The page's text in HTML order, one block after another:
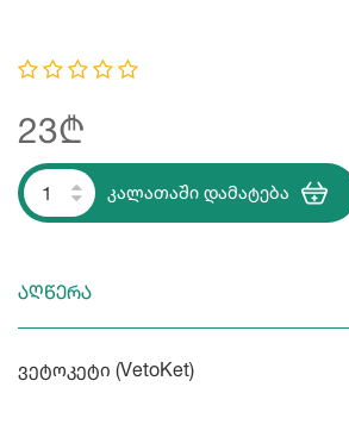
23₾
კალათაში დამატება
აღწერა
ვეტოკეტი (VetoKet)